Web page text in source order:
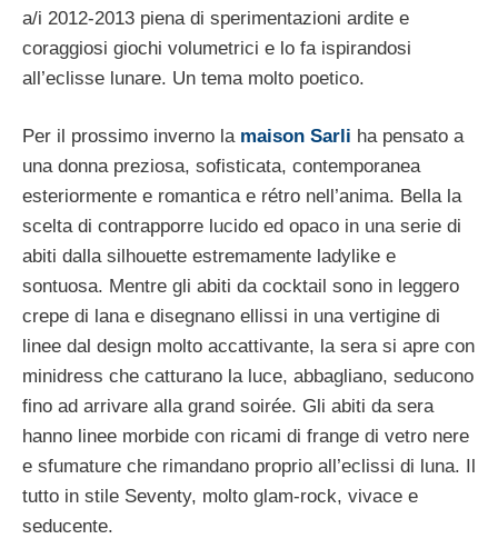
a/i 2012-2013 piena di sperimentazioni ardite e
coraggiosi giochi volumetrici e lo fa ispirandosi
all’eclisse lunare. Un tema molto poetico.
Per il prossimo inverno la maison Sarli ha pensato a
una donna preziosa, sofisticata, contemporanea
esteriormente e romantica e rétro nell’anima. Bella la
scelta di contrapporre lucido ed opaco in una serie di
abiti dalla silhouette estremamente ladylike e
sontuosa. Mentre gli abiti da cocktail sono in leggero
crepe di lana e disegnano ellissi in una vertigine di
linee dal design molto accattivante, la sera si apre con
minidress che catturano la luce, abbagliano, seducono
fino ad arrivare alla grand soirée. Gli abiti da sera
hanno linee morbide con ricami di frange di vetro nere
e sfumature che rimandano proprio all’eclissi di luna. Il
tutto in stile Seventy, molto glam-rock, vivace e
seducente.